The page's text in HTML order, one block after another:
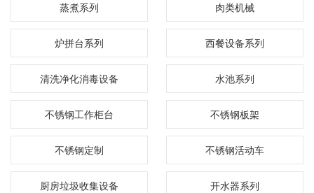
蒸煮系列 肉类机械
炉拼台系列 西餐设备系列
清洗净化消毒设备 水池系列
不锈钢工作柜台 不锈钢板架
不锈钢定制 不锈钢活动车
厨房垃圾收集设备 开水器系列